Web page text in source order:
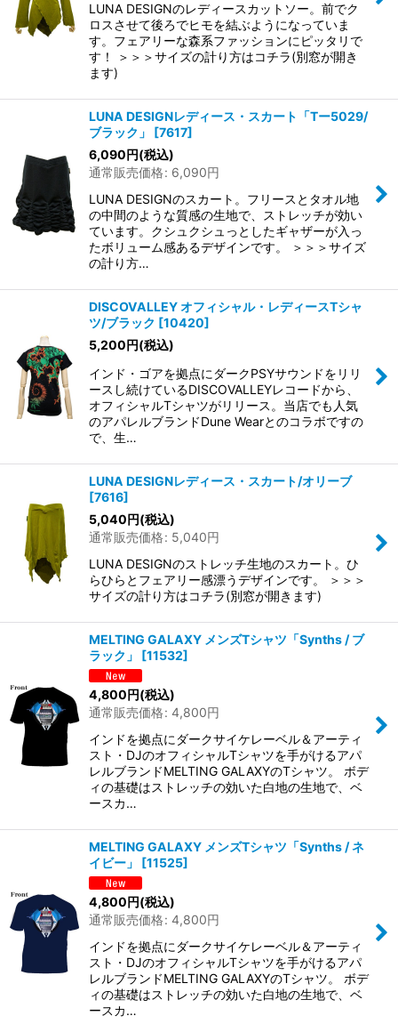
LUNA DESIGNのレディースカットソー。前でク
ロスさせて後ろでヒモを結ぶようになっていま
す。フェアリーな森系ファッションにピッタリで
す！ ＞＞＞サイズの計り方はコチラ(別窓が開き
ます)
LUNA DESIGNレディース・スカート「Tー5029/
ブラック」
[7617]
6,090円(税込)
通常販売価格: 6,090円
LUNA DESIGNのスカート。フリースとタオル地
の中間のような質感の生地で、ストレッチが効い
ています。クシュクシュっとしたギャザーが入っ
たボリューム感あるデザインです。 ＞＞＞サイズ
の計り方…
DISCOVALLEY オフィシャル・レディースTシャ
ツ/ブラック [10420]
5,200円(税込)
インド・ゴアを拠点にダークPSYサウンドをリリ
ースし続けているDISCOVALLEYレコードから、
オフィシャルTシャツがリリース。当店でも人気
のアパレルブランドDune Wearとのコラボですの
で、生…
LUNA DESIGNレディース・スカート/オリーブ
[7616]
5,040円(税込)
通常販売価格: 5,040円
LUNA DESIGNのストレッチ生地のスカート。ひ
らひらとフェアリー感漂うデザインです。 ＞＞＞
サイズの計り方はコチラ(別窓が開きます)
MELTING GALAXY メンズTシャツ「Synths / ブ
ラック」
[11532]
4,800円(税込)
通常販売価格: 4,800円
インドを拠点にダークサイケレーベル＆アーティ
スト・DJのオフィシャルTシャツを手がけるアパ
レルブランドMELTING GALAXYのTシャツ。 ボデ
ィの基礎はストレッチの効いた白地の生地で、ベ
ースカ…
MELTING GALAXY メンズTシャツ「Synths / ネ
イビー」
[11525]
4,800円(税込)
通常販売価格: 4,800円
インドを拠点にダークサイケレーベル＆アーティ
スト・DJのオフィシャルTシャツを手がけるアパ
レルブランドMELTING GALAXYのTシャツ。 ボデ
ィの基礎はストレッチの効いた白地の生地で、ベ
ースカ…